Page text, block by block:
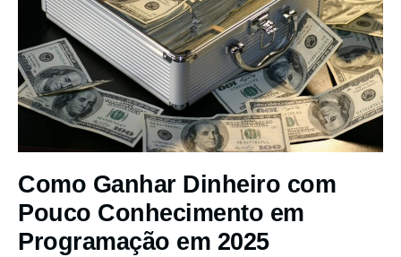
Como Ganhar Dinheiro com
Pouco Conhecimento em
Programação em 2025